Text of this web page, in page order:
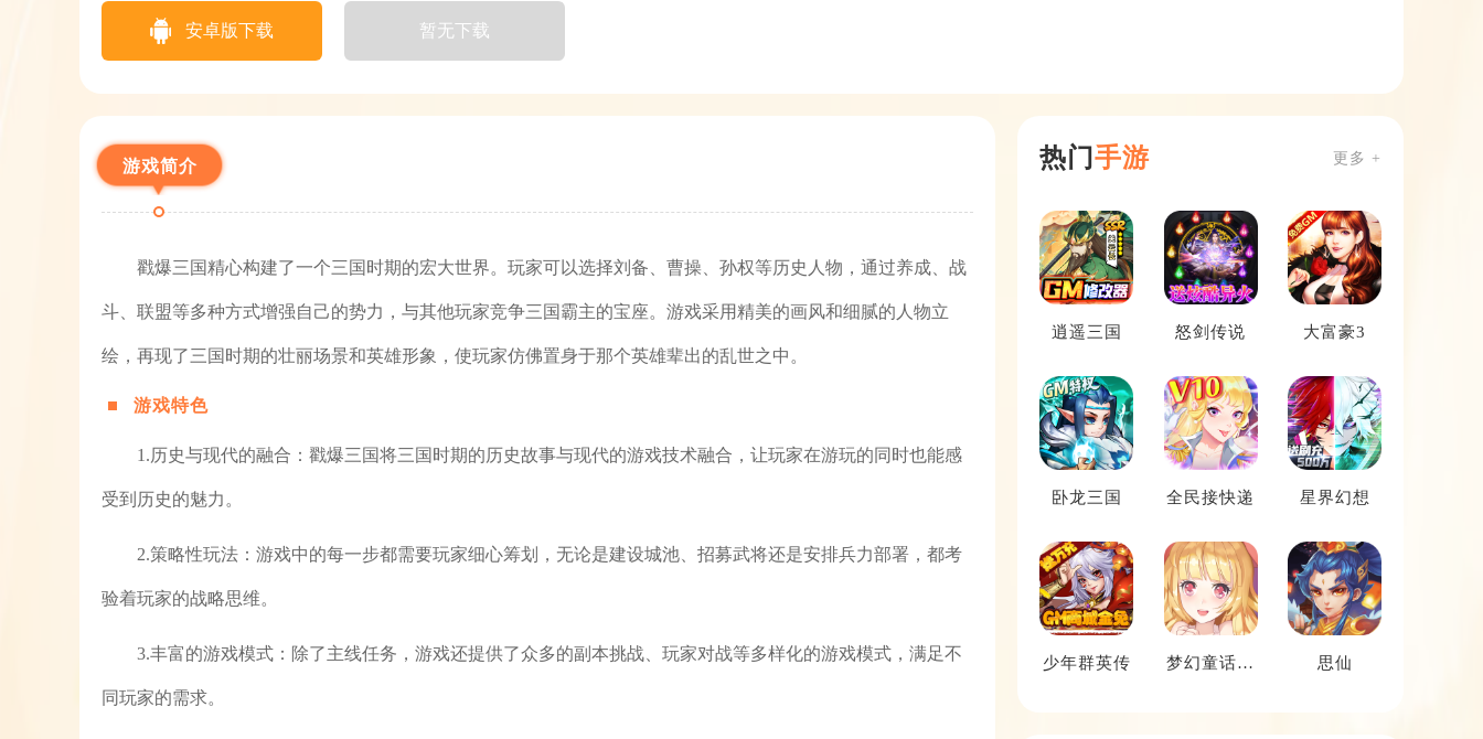
安卓版下载 暂无下载
游戏简介
戳爆三国精心构建了一个三国时期的宏大世界。玩家可以选择刘备、曹操、孙权等历史人物，通过养成、战
斗、联盟等多种方式增强自己的势力，与其他玩家竞争三国霸主的宝座。游戏采用精美的画风和细腻的人物立
绘，再现了三国时期的壮丽场景和英雄形象，使玩家仿佛置身于那个英雄辈出的乱世之中。
游戏特色
1.历史与现代的融合：戳爆三国将三国时期的历史故事与现代的游戏技术融合，让玩家在游玩的同时也能感
受到历史的魅力。
2.策略性玩法：游戏中的每一步都需要玩家细心筹划，无论是建设城池、招募武将还是安排兵力部署，都考
验着玩家的战略思维。
3.丰富的游戏模式：除了主线任务，游戏还提供了众多的副本挑战、玩家对战等多样化的游戏模式，满足不
同玩家的需求。
热门手游 更多 +
逍遥三国 怒剑传说 大富豪3
卧龙三国 全民接快递 星界幻想
少年群英传
梦幻童话镇
思仙